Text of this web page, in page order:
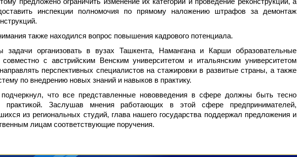
инспекции полномочия по прямому наложению штрафов за демонтаж
также находился вопрос повышения кадрового потенциала.
задачи организовать в вузах Ташкента, Намангана и Карши образовательные
с австрийским Венским университетом и итальянским университетом
перспективных специалистов на стажировки в развитые страны, а также
по внедрению новых знаний и навыков в практику.
подчеркнул, что все представленные нововведения в сфере должны быть тесно
практикой. Заслушав мнения работающих в этой сфере предпринимателей,
из региональных студий, глава нашего государства поддержал предложения и
лицам соответствующие поручения.